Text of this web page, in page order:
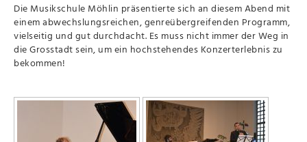
Die Musikschule Möhlin präsentierte sich an diesem Abend mit
einem abwechslungsreichen, genreübergreifenden Programm,
vielseitig und gut durchdacht. Es muss nicht immer der Weg in
die Grosstadt sein, um ein hochstehendes Konzerterlebnis zu
bekommen!